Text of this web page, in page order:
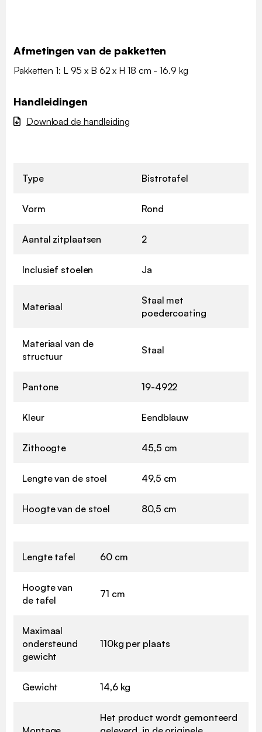
Afmetingen van de pakketten
Pakketten 1: L 95 x B 62 x H 18 cm - 16.9 kg
Handleidingen
Download de handleiding
Type Bistrotafel
Vorm Rond
Aantal zitplaatsen 2
Inclusief stoelen Ja
Materiaal
Staal met
poedercoating
Materiaal van de
structuur
Staal
Pantone 19-4922
Kleur Eendblauw
Zithoogte 45,5 cm
Lengte van de stoel 49,5 cm
Hoogte van de stoel 80,5 cm
Lengte tafel 60 cm
Hoogte van
de tafel
71 cm
Maximaal
ondersteund
gewicht
110kg per plaats
Gewicht 14,6 kg
Het product wordt gemonteerd